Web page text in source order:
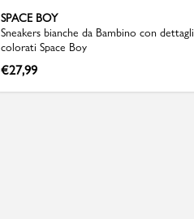
SPACE BOY
Sneakers bianche da Bambino con dettagli
colorati Space Boy
€27,99